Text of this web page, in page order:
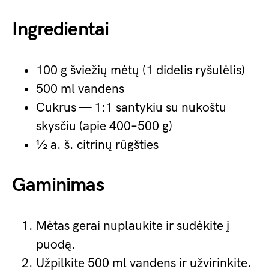
Ingredientai
100 g šviežių mėtų (1 didelis ryšulėlis)
500 ml vandens
Cukrus — 1:1 santykiu su nukoštu
skysčiu (apie 400–500 g)
½ a. š. citrinų rūgšties
Gaminimas
Mėtas gerai nuplaukite ir sudėkite į
puodą.
Užpilkite 500 ml vandens ir užvirinkite.